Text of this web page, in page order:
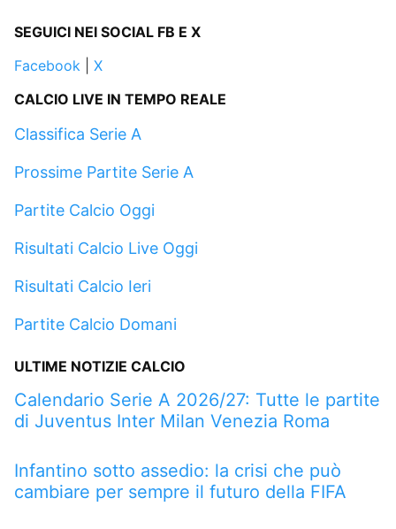
SEGUICI NEI SOCIAL FB E X
Facebook
X
CALCIO LIVE IN TEMPO REALE
Classifica Serie A
Prossime Partite Serie A
Partite Calcio Oggi
Risultati Calcio Live Oggi
Risultati Calcio Ieri
Partite Calcio Domani
ULTIME NOTIZIE CALCIO
Calendario Serie A 2026/27: Tutte le partite
di Juventus Inter Milan Venezia Roma
Infantino sotto assedio: la crisi che può
cambiare per sempre il futuro della FIFA